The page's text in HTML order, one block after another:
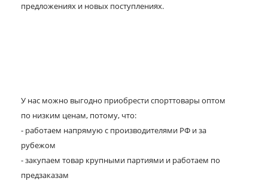
предложениях и новых поступлениях.
У нас можно выгодно приобрести спорттовары оптом
по низким ценам, потому, что:
- работаем напрямую с производителями РФ и за
рубежом
- закупаем товар крупными партиями и работаем по
предзаказам